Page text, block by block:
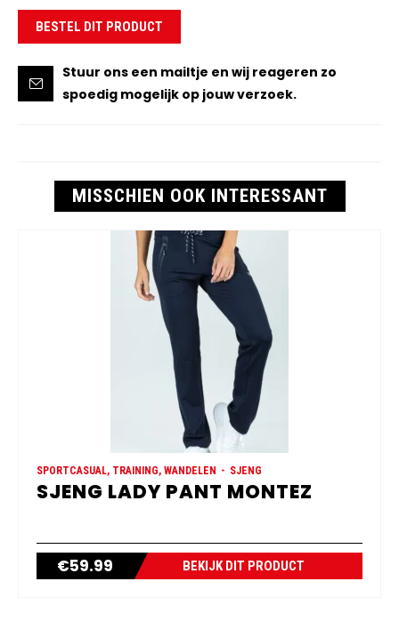
BESTEL DIT PRODUCT
Stuur ons een mailtje en wij reageren zo
spoedig mogelijk op jouw verzoek.
MISSCHIEN OOK INTERESSANT
SPORTCASUAL, TRAINING, WANDELEN SJENG
SJENG LADY PANT MONTEZ
€59.99 BEKIJK DIT PRODUCT